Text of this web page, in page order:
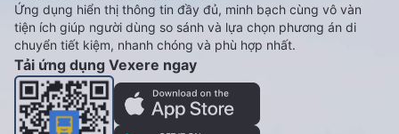
Ứng dụng hiển thị thông tin đầy đủ, minh bạch cùng vô vàn
tiện ích giúp người dùng so sánh và lựa chọn phương án di
chuyển tiết kiệm, nhanh chóng và phù hợp nhất.
Tải ứng dụng Vexere ngay